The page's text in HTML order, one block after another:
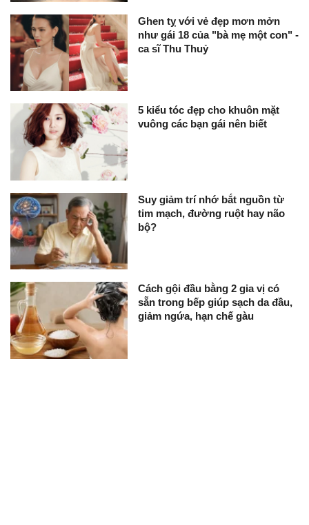
Ghen tỵ với vẻ đẹp mơn mởn
như gái 18 của "bà mẹ một con" -
ca sĩ Thu Thuỷ
5 kiểu tóc đẹp cho khuôn mặt
vuông các bạn gái nên biết
Suy giảm trí nhớ bắt nguồn từ
tim mạch, đường ruột hay não
bộ?
Cách gội đầu bằng 2 gia vị có
sẵn trong bếp giúp sạch da đầu,
giảm ngứa, hạn chế gàu